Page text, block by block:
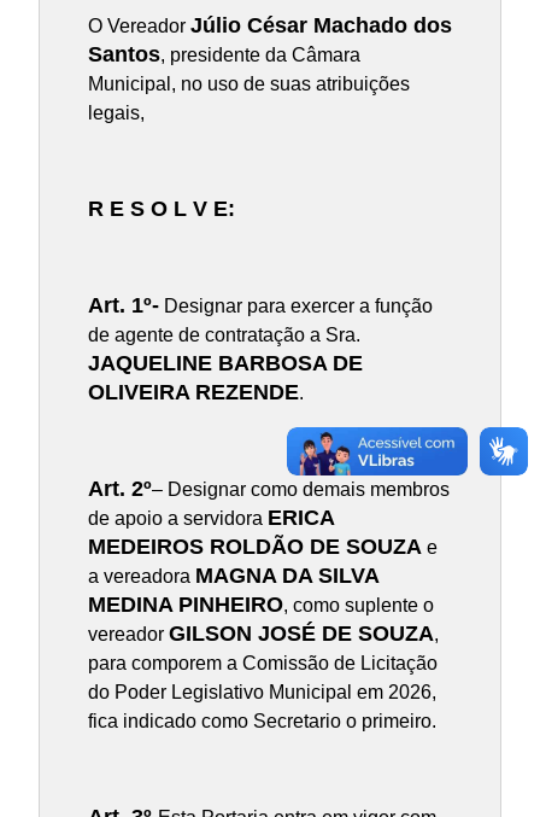
O Vereador Júlio César Machado dos
Santos, presidente da Câmara
Municipal, no uso de suas atribuições
legais,
R E S O L V E:
Art. 1º- Designar para exercer a função
de agente de contratação a Sra.
JAQUELINE BARBOSA DE
OLIVEIRA REZENDE.
Art. 2º– Designar como demais membros
de apoio a servidora ERICA
MEDEIROS ROLDÃO DE SOUZA e
a vereadora MAGNA DA SILVA
MEDINA PINHEIRO, como suplente o
vereador GILSON JOSÉ DE SOUZA,
para comporem a Comissão de Licitação
do Poder Legislativo Municipal em 2026,
fica indicado como Secretario o primeiro.